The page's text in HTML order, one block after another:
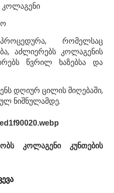
კოლაგენი
რომელსაც
აძლიერებს კოლაგენის
წვრილ ხაზებსა და
დღიურ ცილის მიღებაში,
ნიშნულამდე.
კოლაგენი კუნთების